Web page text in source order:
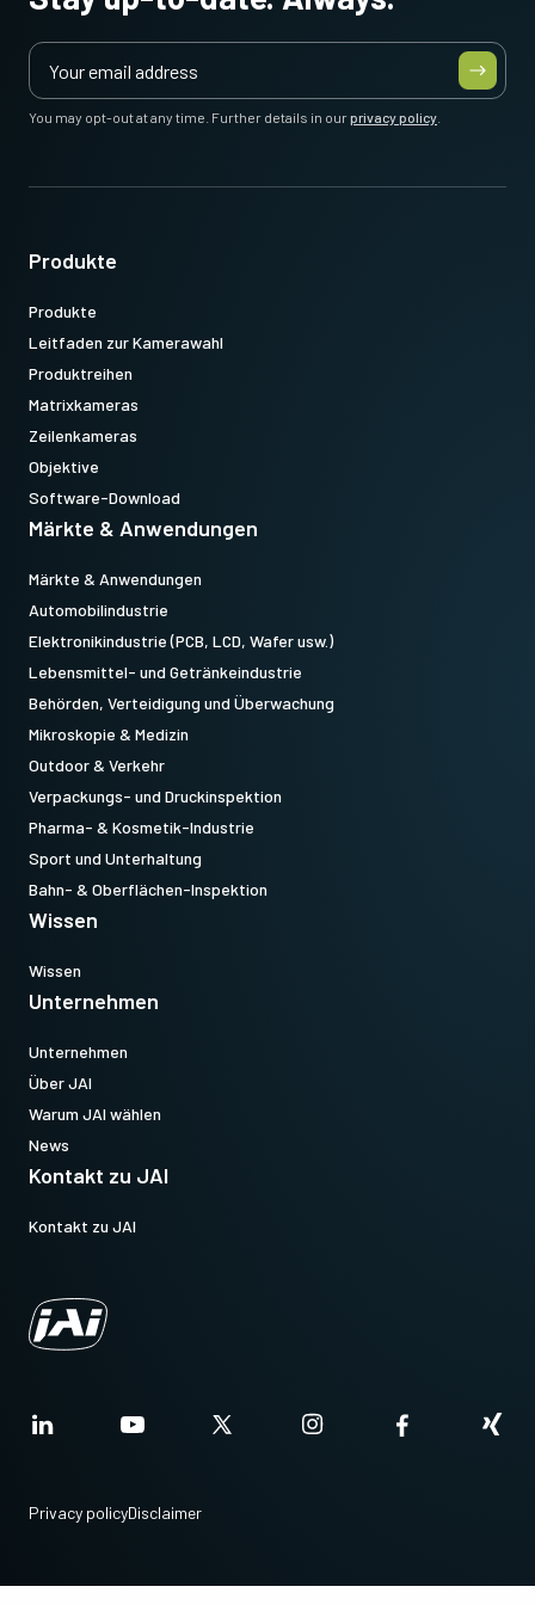
Netzkabel für US/Japan – 1,2 Meter
Netzkabel für China – 1,2 Meter
Netzkabel für Europa – 1,5 Meter
Achten Sie darauf, das Kabel auszuwählen, das zu Ihrer regionalen
You may opt-out at any time. Further details in ourprivacy policy
Produkte
Produkte
Leitfaden zur Kamerawahl
Produktreihen
Matrixkameras
Zeilenkameras
Objektive
Software-Download
Märkte & Anwendungen
Märkte & Anwendungen
Automobilindustrie
Elektronikindustrie (PCB, LCD, Wafer usw.)
Lebensmittel- und Getränkeindustrie
Behörden, Verteidigung und Überwachung
Mikroskopie & Medizin
Outdoor & Verkehr
Verpackungs- und Druckinspektion
Pharma- & Kosmetik-Industrie
Sport und Unterhaltung
Bahn- & Oberflächen-Inspektion
Wissen
Wissen
Unternehmen
Unternehmen
Über JAI
Warum JAI wählen
News
Kontakt zu JAI
Kontakt zu JAI
Privacy policyDisclaimer